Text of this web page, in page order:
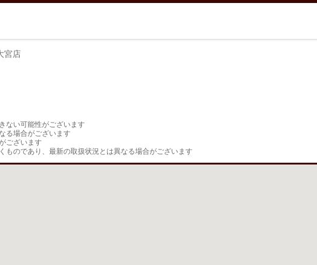
宮店
ない可能性がございます
る場合がございます
ございます
ものであり、最新の取扱状況とは異なる場合がございます